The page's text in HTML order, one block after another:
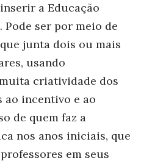
a Educação
Pode ser por meio de
junta dois ou mais
usando
criatividade dos
ao incentivo e ao
de quem faz a
nos anos iniciais, que
em seus